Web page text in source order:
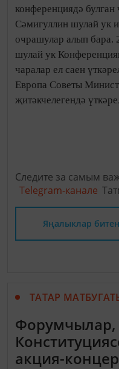
конференциядә булган
Сәмигуллин шулай ук
очрашулар алып бара.
шулай ук
чаралар ел саен
Европа Советы
җитәкчелегендә
Следите за самым
Telegram-канале
Яңалыклар
ТАТАР
Форумчылар,
акция-